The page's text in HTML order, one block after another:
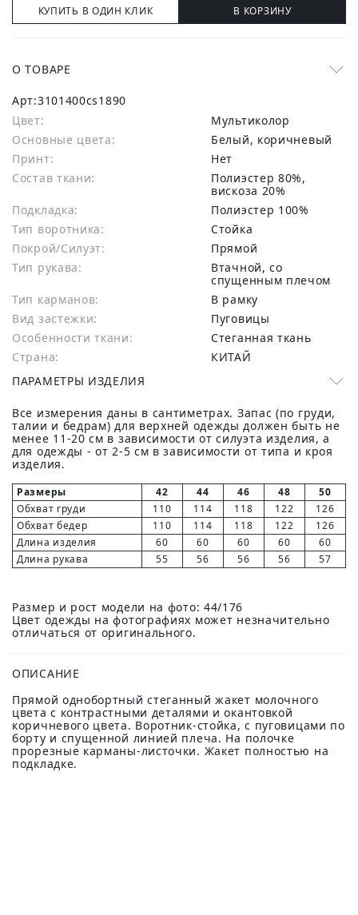
КУПИТЬ В ОДИН КЛИК В КОРЗИНУ
О ТОВАРЕ
Арт:3101400cs1890
Цвет:
Мультиколор
Основные цвета:
белый, коричневый
Принт:
Нет
Состав ткани:
полиэстер 80%,
вискоза 20%
Подкладка:
Полиэстер 100%
Тип воротника:
Стойка
Покрой/Силуэт:
Прямой
Тип рукава:
Втачной, со
спущенным плечом
Тип карманов:
В рамку
Вид застежки:
Пуговицы
Особенности ткани:
Стеганная ткань
Страна:
КИТАЙ
ПАРАМЕТРЫ ИЗДЕЛИЯ
Все измерения даны в сантиметрах. Запас (по груди,
талии и бедрам) для верхней одежды должен быть не
менее 11-20 см в зависимости от силуэта изделия, а
для одежды - от 2-5 см в зависимости от типа и кроя
изделия.
Размеры 42 44 46 48
50
Обхват груди
110 114 118 122
126
Обхват бедер
110 114 118 122
126
Длина изделия
60 60 60 60
60
Длина рукава
55 56 56 56 57
Размер и рост модели на фото: 44/176
Цвет одежды на фотографиях может незначительно
отличаться от оригинального.
ОПИСАНИЕ
Прямой однобортный стеганный жакет молочного
цвета с контрастными деталями и окантовкой
коричневого цвета. Воротник-стойка, с пуговицами по
борту и спущенной линией плеча. На полочке
прорезные карманы-листочки. Жакет полностью на
подкладке.